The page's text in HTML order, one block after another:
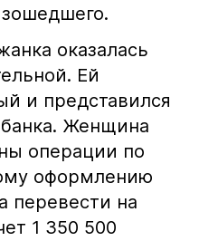
оказалась
Ей
и представился
Женщина
операции по
оформлению
перевести на
1 350 500